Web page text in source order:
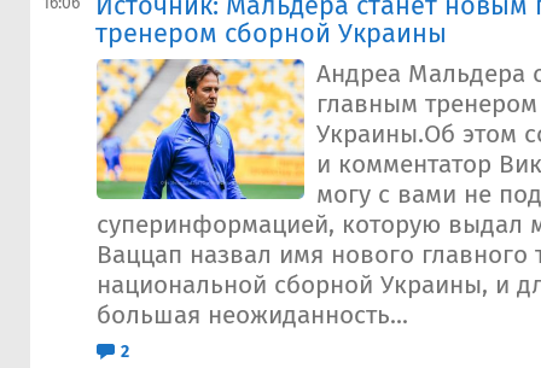
тренером сборной Украины
Андреа Мальдера
главным
Украины.Об этом
и комментатор
могу с вами не
суперинформацией, которую выдал
Ваццап назвал имя нового главного
национальной сборной Украины, и
большая неожиданность...
2